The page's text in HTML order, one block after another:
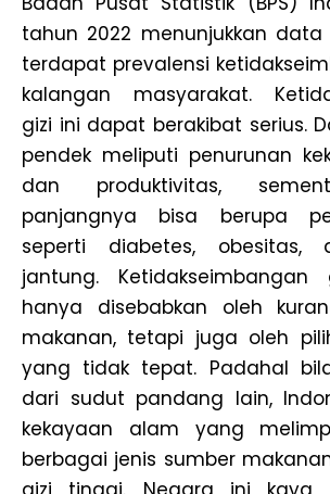
tahun 2022 menunjukkan
terdapat prevalensi
kalangan masyarakat.
gizi ini dapat berakibat serius.
pendek meliputi penurunan
dan produktivitas,
panjangnya bisa berupa
seperti diabetes, obesitas,
jantung.
hanya disebabkan oleh
makanan, tetapi juga oleh
yang tidak tepat. Padahal
dari sudut pandang lain,
kekayaan alam yang
berbagai jenis sumber